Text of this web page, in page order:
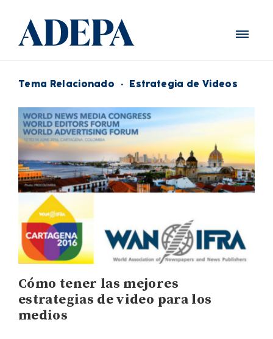
Tema Relacionado · Estrategia de Videos
Cómo tener las mejores
estrategias de video para los
medios